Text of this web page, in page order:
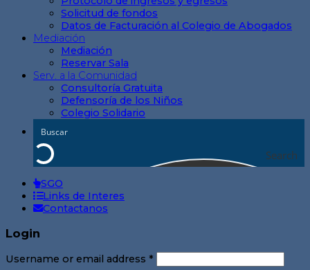
Solicitud de fondos
Datos de Facturación al Colegio de Abogados
Mediación
Mediación
Reservar Sala
Serv. a la Comunidad
Consultoría Gratuita
Defensoría de los Niños
Colegio Solidario
Search
SGO
Links de Interes
Contactanos
Login
Username or email address *